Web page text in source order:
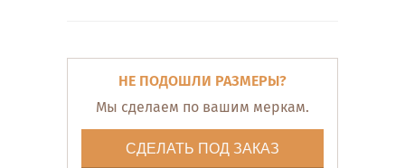
НЕ ПОДОШЛИ РАЗМЕРЫ?
Мы сделаем по вашим меркам.
СДЕЛАТЬ ПОД ЗАКАЗ